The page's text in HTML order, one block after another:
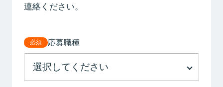
連絡ください。
必須 応募職種